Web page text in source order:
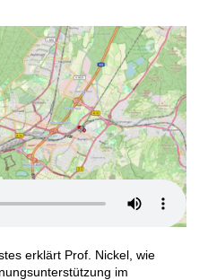
erklärt Prof. Nickel, wie
im